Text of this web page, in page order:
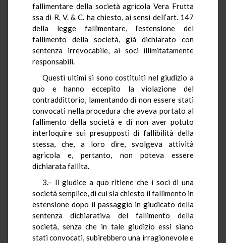
fallimentare della società agricola Vera Frutta
ssa di R. V. & C. ha chiesto, ai sensi dell’art. 147
della legge fallimentare, l’estensione del
fallimento della società, già dichiarato con
sentenza irrevocabile, ai soci illimitatamente
responsabili.
Questi ultimi si sono costituiti nel giudizio a
quo e hanno eccepito la violazione del
contraddittorio, lamentando di non essere stati
convocati nella procedura che aveva portato al
fallimento della società e di non aver potuto
interloquire sui presupposti di fallibilità della
stessa, che, a loro dire, svolgeva attività
agricola e, pertanto, non poteva essere
dichiarata fallita.
3.– Il giudice a quo ritiene che i soci di una
società semplice, di cui sia chiesto il fallimento in
estensione dopo il passaggio in giudicato della
sentenza dichiarativa del fallimento della
società, senza che in tale giudizio essi siano
stati convocati, subirebbero una irragionevole e